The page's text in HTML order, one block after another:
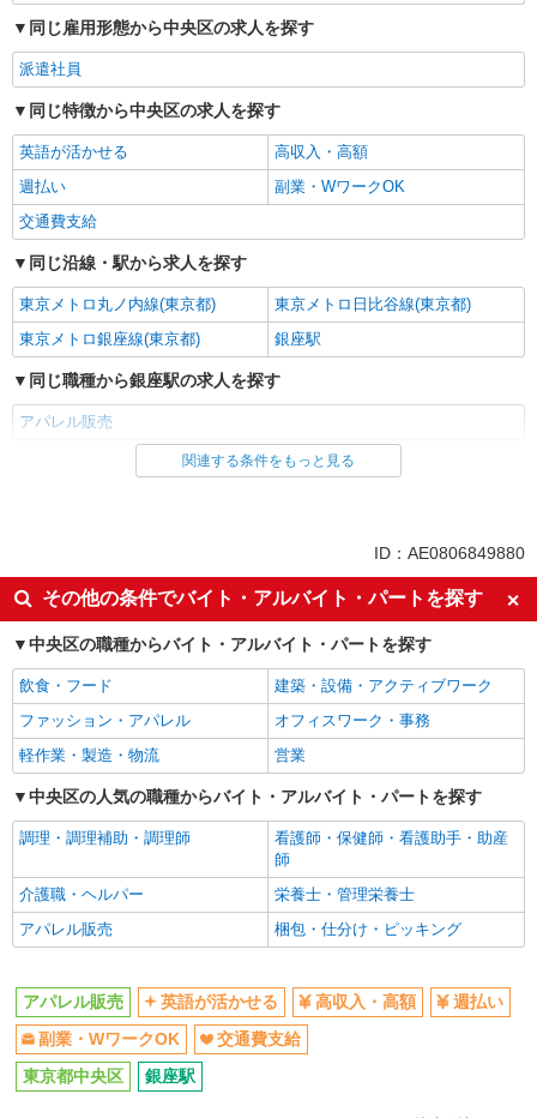
同じ雇用形態から中央区の求人を探す
派遣社員
同じ特徴から中央区の求人を探す
英語が活かせる
高収入・高額
週払い
副業・WワークOK
交通費支給
同じ沿線・駅から求人を探す
東京メトロ丸ノ内線(東京都)
東京メトロ日比谷線(東京都)
東京メトロ銀座線(東京都)
銀座駅
同じ職種から銀座駅の求人を探す
アパレル販売
同じ雇用形態から銀座駅の求人を探す
英語が活かせる
高収入・高額
週払い
副業・WワークOK
交通費支給
同じ職種から求人を探す
ファッション・アパレル
アパレル販売
同じ特徴から求人を探す
副業・WワークOK
交通費支給
関連する条件をもっと見る
ID：AE0806849880
その他の条件でバイト・アルバイト・パートを探す
中央区の職種からバイト・アルバイト・パートを探す
飲食・フード
建築・設備・アクティブワーク
ファッション・アパレル
オフィスワーク・事務
軽作業・製造・物流
営業
中央区の人気の職種からバイト・アルバイト・パートを探す
調理・調理補助・調理師
看護師・保健師・看護助手・助産
師
介護職・ヘルパー
栄養士・管理栄養士
アパレル販売
梱包・仕分け・ピッキング
アパレル販売 英語が活かせる 高収入・高額
週払い
副業・WワークOK
交通費支給
東京都中央区
銀座駅